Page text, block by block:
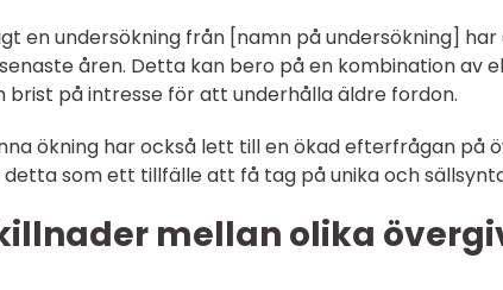
en undersökning från [namn på undersökning]
åren. Detta kan bero på en kombination av
brist på intresse för att underhålla äldre fordon.
ökning har också lett till en ökad efterfrågan på
detta som ett tillfälle att få tag på unika och
mellan olika